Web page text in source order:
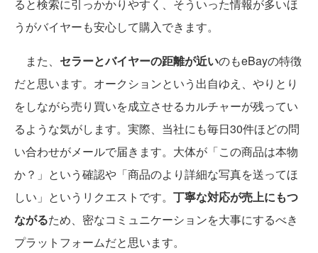
ると検索に引っかかりやすく、そういった情報が多いほ
うがバイヤーも安心して購入できます。
また、 セラーとバイヤーの距離が近いのもeBayの特徴
だと思います。オークションという出自ゆえ、やりとり
をしながら売り買いを成立させるカルチャーが残ってい
るような気がします。実際、当社にも毎日30件ほどの問
い合わせがメールで届きます。大体が「この商品は本物
か？」という確認や「商品のより詳細な写真を送ってほ
しい」というリクエストです。 丁寧な対応が売上にもつ
ながるため、密なコミュニケーションを大事にするべき
プラットフォームだと思います。